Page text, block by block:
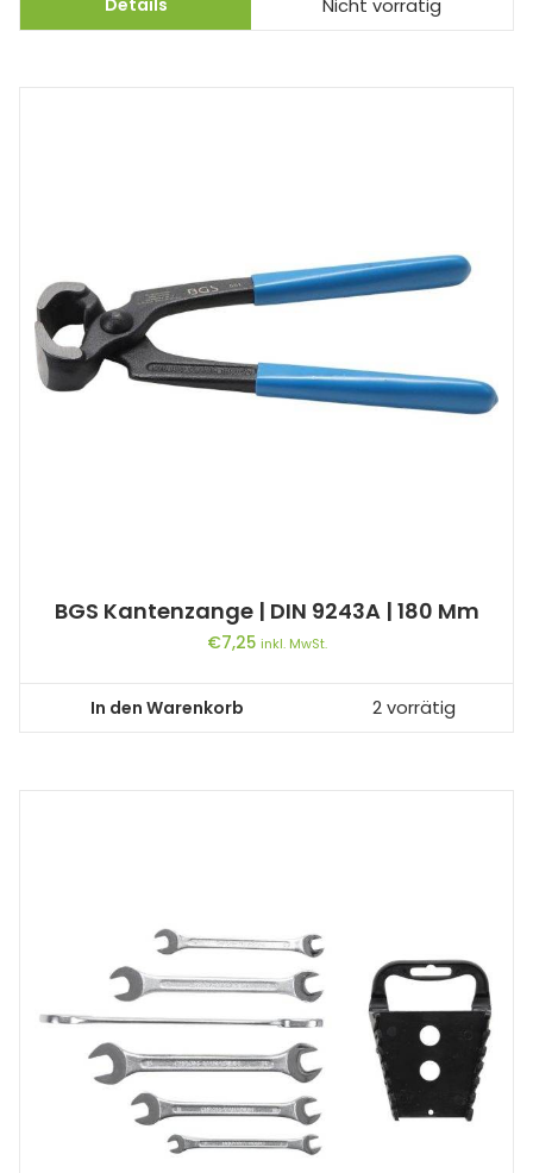
Details Nicht vorrätig
BGS Kantenzange | DIN 9243A | 180 Mm
€7,25 inkl. MwSt.
In den Warenkorb 2 vorrätig